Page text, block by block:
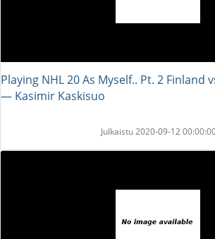
Playing NHL 20 As Myself.. Pt. 2 Finland
― Kasimir Kaskisuo
Julkaistu 2020-09-12